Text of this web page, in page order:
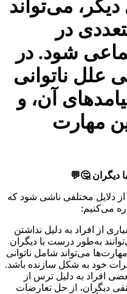
می‌تواند
در
شود. در
علل ناتوانی
آن، و
مهارت
دیگران 🤔💬
دلایل مختلفی ناشی شود که
می‌کنیم:
از افراد به دلیل نداشتن
به‌طور درست با دیگران
مهارت‌ها می‌تواند شامل ناتوانی
خود به شکل سازنده باشد.
افراد به دلیل ترس از
دیگران، از حل تعارضات